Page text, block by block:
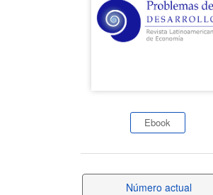
Ebook
Número actual